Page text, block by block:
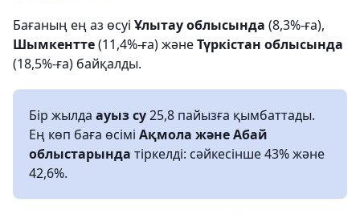
Бағаның ең аз өсуі Ұлытау облысында (8,3%-ға),
Шымкентте(11,4%-ға) жәнеТүркістан облысында
(18,5%-ға) байқалды.
Бір жылда ауыз су25,8 пайызға қымбаттады.
Ең көп баға өсімі Ақмола және Абай
облыстарында тіркелді: сәйкесінше 43% және
42,6%.